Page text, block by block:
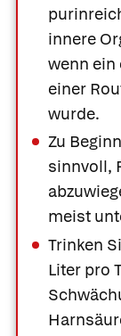
innere
wenn ein
einer
wurde.
Zu
sinnvoll,
meist
Trinken
Liter pro